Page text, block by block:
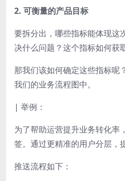
2. 可衡量的产品目标
要拆分出，哪些指标能体现这
决什么问题？这个指标如何获
那我们该如何确定这些指标呢
我们的业务流程图中。
| 举例：
为了帮助运营提升业务转化率
签。通过更精准的用户分层，
推送流程如下：